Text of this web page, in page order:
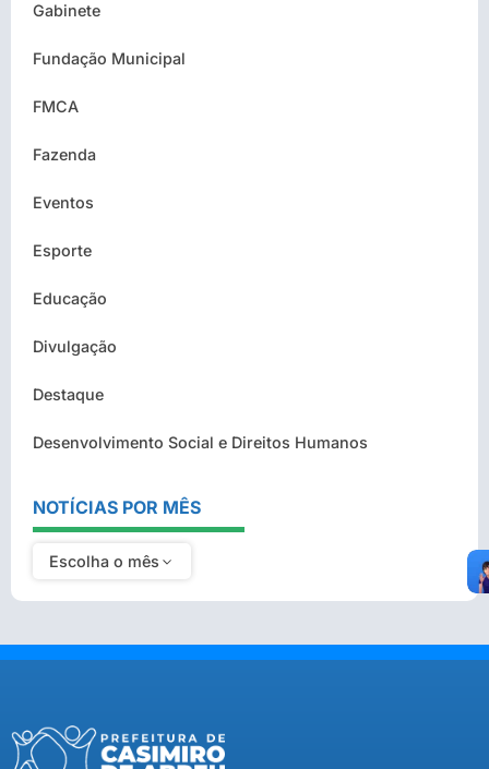
Gabinete
Fundação Municipal
FMCA
Fazenda
Eventos
Esporte
Educação
Divulgação
Destaque
Desenvolvimento Social e Direitos Humanos
NOTÍCIAS POR MÊS
Escolha o mês